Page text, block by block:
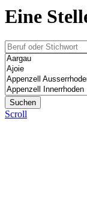
Eine
Scroll